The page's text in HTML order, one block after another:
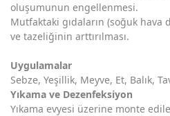
oluşumunun engellenmesi.
Mutfaktaki gıdaların (soğuk hava
ve tazeliğinin arttırılması.
Uygulamalar
Sebze, Yeşillik, Meyve, Et, Balık,
Yıkama ve Dezenfeksiyon
Yıkama evyesi üzerine monte